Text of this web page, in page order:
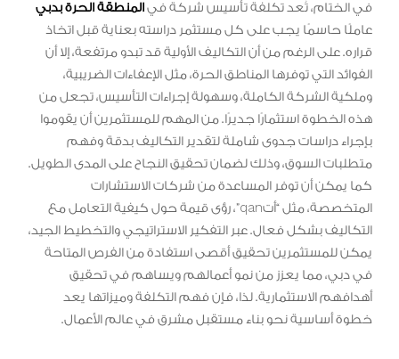
في الختام، تُعد تكلفة تأسيس شركة فيالمنطقة الحرة بدبي
عاملًا حاسمًا يجب على كل مستثمر دراسته بعناية قبل اتخاذ
قراره. على الرغم من أن التكاليف الأولية قد تبدو مرتفعة، إلا أن
الفوائد التي توفرها المناطق الحرة، مثل الإعفاءات الضريبية،
وملكية الشركة الكاملة، وسهولة إجراءات التأسيس، تجعل من
هذه الخطوة استثمارًا جديرًا. من المهم للمستثمرين أن يقوموا
بإجراء دراسات جدوى شاملة لتقدير التكاليف بدقة وفهم
متطلبات السوق، وذلك لضمان تحقيق النجاح على المدى الطويل.
كما يمكن أن توفر المساعدة من شركات الاستشارات
المتخصصة، مثل “أتqan”، رؤى قيمة حول كيفية التعامل مع
التكاليف بشكل فعال. عبر التفكير الاستراتيجي والتخطيط الجيد،
يمكن للمستثمرين تحقيق أقصى استفادة من الفرص المتاحة
في دبي، مما يعزز من نمو أعمالهم ويساهم في تحقيق
أهدافهم الاستثمارية. لذا، فإن فهم التكلفة وميزاتها يعد
خطوة أساسية نحو بناء مستقبل مشرق في عالم الأعمال.